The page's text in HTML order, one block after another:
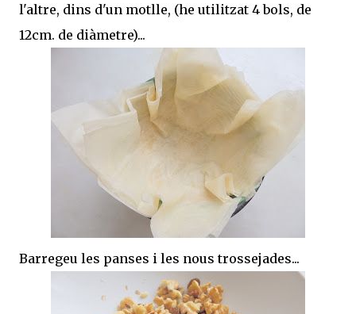
l'altre, dins d'un motlle, (he utilitzat 4 bols, de
12cm. de diàmetre)...
Barregeu les panses i les nous trossejades...